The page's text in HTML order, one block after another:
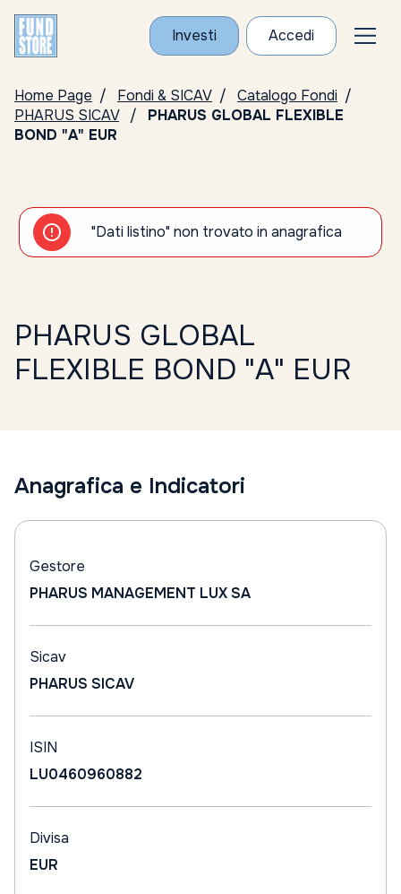
Investi Accedi
Home Page Fondi & SICAV
Catalogo Fondi
PHARUS SICAV
PHARUS GLOBAL FLEXIBLE
BOND "A" EUR
"Dati listino" non trovato in anagrafica
PHARUS GLOBAL
FLEXIBLE BOND "A" EUR
Anagrafica e Indicatori
Gestore
PHARUS MANAGEMENT LUX SA
Sicav
PHARUS SICAV
ISIN
LU0460960882
Divisa
EUR